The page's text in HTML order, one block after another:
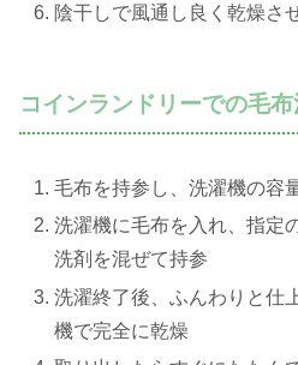
陰干しで風通し良く乾燥さ
コインランドリーでの毛
毛布を持参し、洗濯機の容
洗濯機に毛布を入れ、指定
洗剤を混ぜて持参
洗濯終了後、ふんわりと仕
機で完全に乾燥